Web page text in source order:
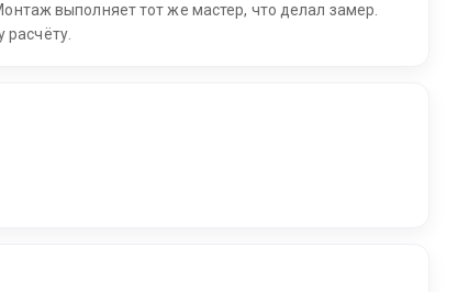
выполняет тот же мастер, что делал замер.